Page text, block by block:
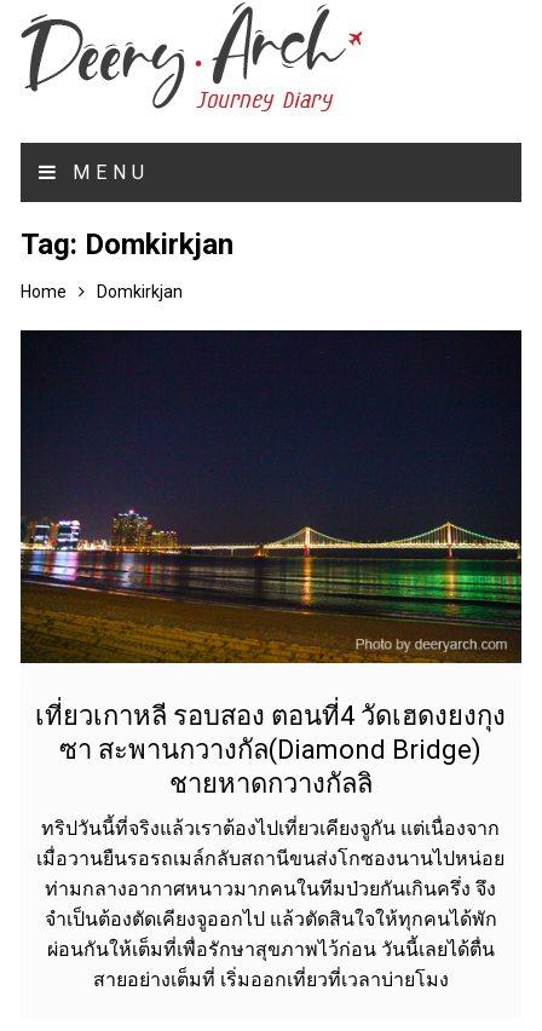
MENU
Tag: Domkirkjan
Home Domkirkjan
เที่ยวเกาหลี รอบสอง ตอนที่4 วัดเฮดงยงกุง
ซา สะพานกวางกัล(Diamond Bridge)
ชายหาดกวางกัลลิ
ทริปวันนี้ที่จริงแล้วเราต้องไปเที่ยวเคียงจูกัน แต่เนื่องจาก
เมื่อวานยืนรอรถเมล์กลับสถานีขนส่งโกซองนานไปหน่อย
ท่ามกลางอากาศหนาวมากคนในทีมป่วยกันเกินครึ่ง จึง
จำเป็นต้องตัดเคียงจูออกไป แล้วตัดสินใจให้ทุกคนได้พัก
ผ่อนกันให้เต็มที่เพื่อรักษาสุขภาพไว้ก่อน วันนี้เลยได้ตื่น
สายอย่างเต็มที่ เริ่มออกเที่ยวที่เวลาบ่ายโมง